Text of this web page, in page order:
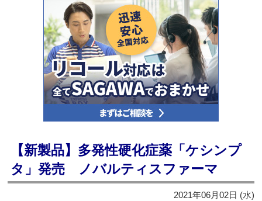
【新製品】多発性硬化症薬「ケシンプ
タ」発売 ノバルティスファーマ
2021年06月02日 (水)